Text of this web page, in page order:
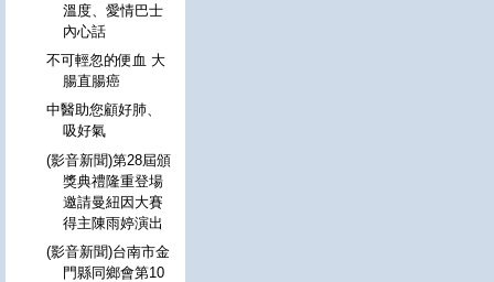
溫度、愛情巴士
內心話
不可輕忽的便血 大
腸直腸癌
中醫助您顧好肺、
吸好氣
(影音新聞)第28屆頒
獎典禮隆重登場
邀請曼紐因大賽
得主陳雨婷演出
(影音新聞)台南市金
門縣同鄉會第10